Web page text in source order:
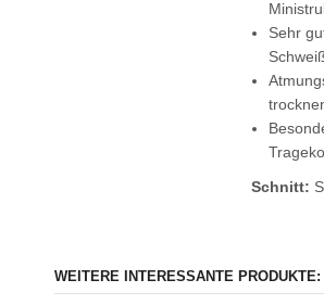
Sehr
Schnitt:
WEITERE INTERESSANTE PRODUKTE: